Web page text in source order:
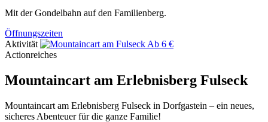
Mit der Gondelbahn auf den Familienberg.
Öffnungszeiten
Aktivität
Ab 6 €
Actionreiches
Mountaincart am Erlebnisberg Fulseck
Mountaincart am Erlebnisberg Fulseck in Dorfgastein – ein neues,
sicheres Abenteuer für die ganze Familie!